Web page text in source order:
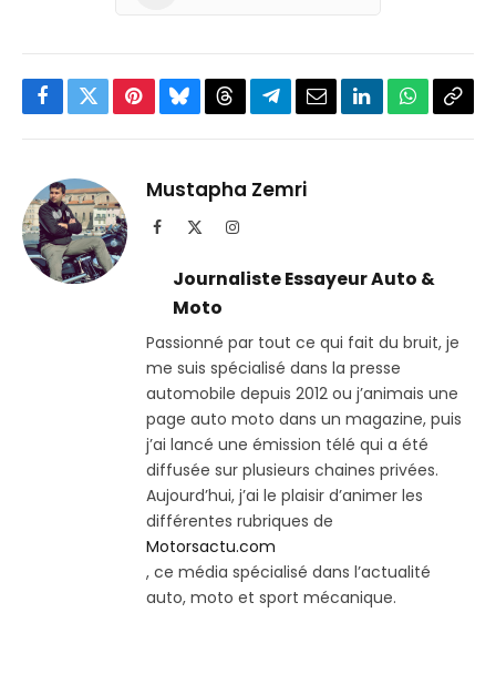
Facebook
TwitterPinterestBlueskyThreadsPartager
Telegram
EmailLinkedInWhatsApp
Mustapha Zemri
Facebook Instagram
Journaliste Essayeur Auto &
Moto
Passionné par tout ce qui fait du bruit, je
me suis spécialisé dans la presse
automobile depuis 2012 ou j’animais une
page auto moto dans un magazine, puis
j’ai lancé une émission télé qui a été
diffusée sur plusieurs chaines privées.
Aujourd’hui, j’ai le plaisir d’animer les
différentes rubriques de
Motorsactu.com
, ce média spécialisé dans l’actualité
auto, moto et sport mécanique.